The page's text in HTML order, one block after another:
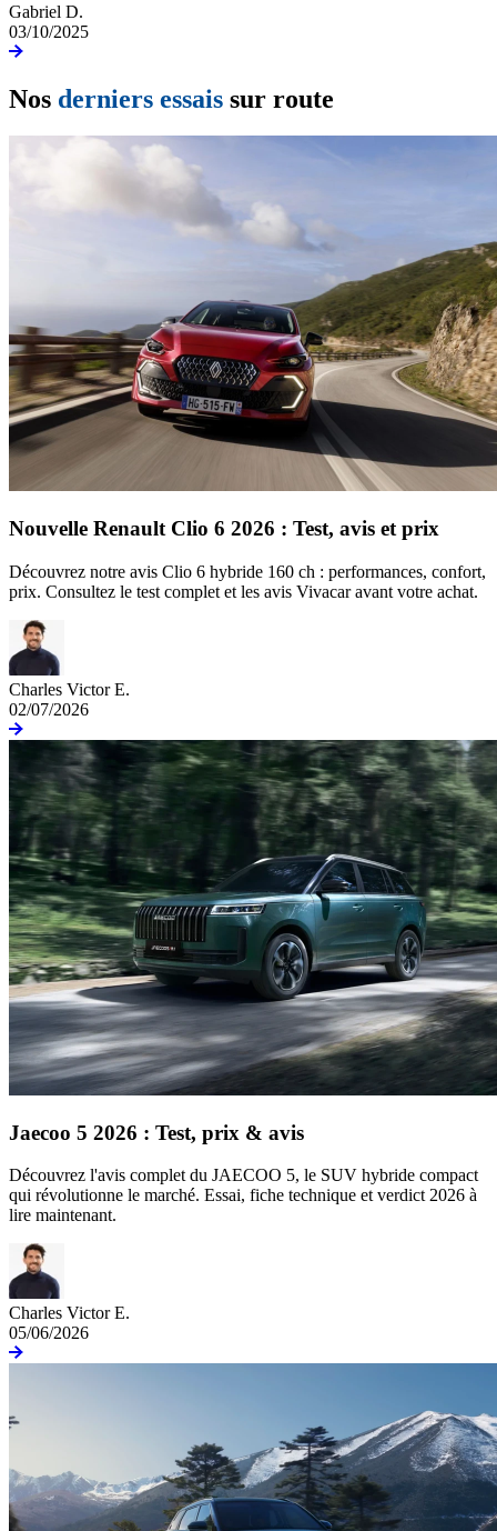
Gabriel D.
03/10/2025
Nos derniers essais sur route
Nouvelle Renault Clio 6 2026 : Test, avis et prix
Découvrez notre avis Clio 6 hybride 160 ch : performances, confort,
prix. Consultez le test complet et les avis Vivacar avant votre achat.
Charles Victor E.
02/07/2026
Jaecoo 5 2026 : Test, prix & avis
Découvrez l'avis complet du JAECOO 5, le SUV hybride compact
qui révolutionne le marché. Essai, fiche technique et verdict 2026 à
lire maintenant.
Charles Victor E.
05/06/2026